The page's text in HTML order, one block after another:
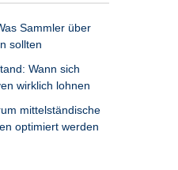
Sammler über
sollten
Wann sich
wirklich lohnen
mittelständische
optimiert werden